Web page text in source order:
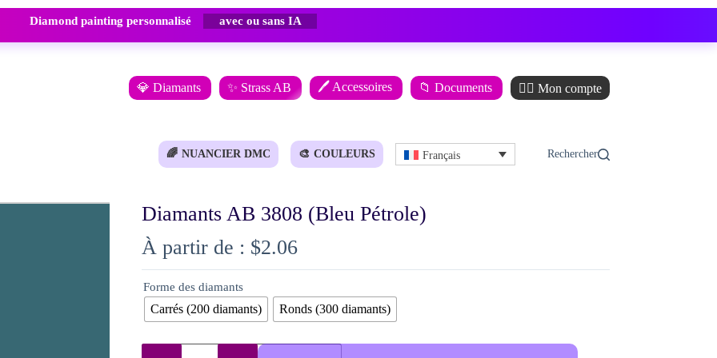
Diamond painting personnalisé avec ou sans IA
💎 Diamants ✨ Strass AB 🖊️ Accessoires 📁 Documents 🙋‍♂️ Mon compte
🌈 NUANCIER DMC 🎨 COULEURS Français
Diamants AB 3808 (Bleu Pétrole)
À partir de : $2.06
Forme des diamants
Carrés (200 diamants) Ronds (300 diamants)
quantité